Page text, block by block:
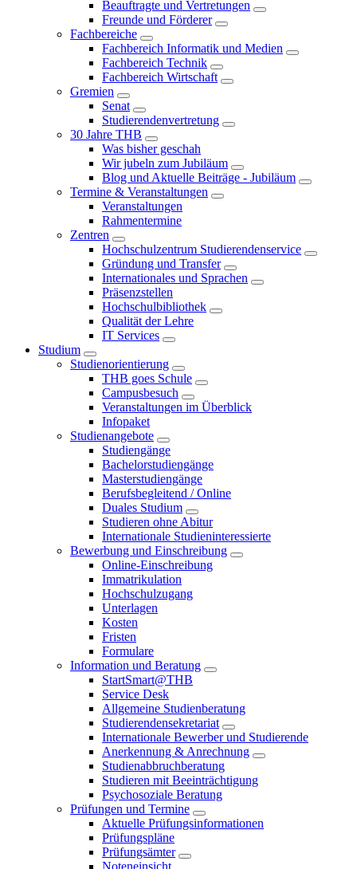
Beauftragte und Vertretungen
Freunde und Förderer
Fachbereiche
Fachbereich Informatik und Medien
Fachbereich Technik
Fachbereich Wirtschaft
Gremien
Senat
Studierendenvertretung
30 Jahre THB
Was bisher geschah
Wir jubeln zum Jubiläum
Blog und Aktuelle Beiträge - Jubiläum
Termine & Veranstaltungen
Veranstaltungen
Rahmentermine
Zentren
Hochschulzentrum Studierendenservice
Gründung und Transfer
Internationales und Sprachen
Präsenzstellen
Hochschulbibliothek
Qualität der Lehre
IT Services
Studium
Studienorientierung
THB goes Schule
Campusbesuch
Veranstaltungen im Überblick
Infopaket
Studienangebote
Studiengänge
Bachelorstudiengänge
Masterstudiengänge
Berufsbegleitend / Online
Duales Studium
Studieren ohne Abitur
Internationale Studieninteressierte
Bewerbung und Einschreibung
Online-Einschreibung
Immatrikulation
Hochschulzugang
Unterlagen
Kosten
Fristen
Formulare
Information und Beratung
StartSmart@THB
Service Desk
Allgemeine Studienberatung
Studierendensekretariat
Internationale Bewerber und Studierende
Anerkennung & Anrechnung
Studienabbruchberatung
Studieren mit Beeinträchtigung
Psychosoziale Beratung
Prüfungen und Termine
Aktuelle Prüfungsinformationen
Prüfungspläne
Prüfungsämter
Noteneinsicht